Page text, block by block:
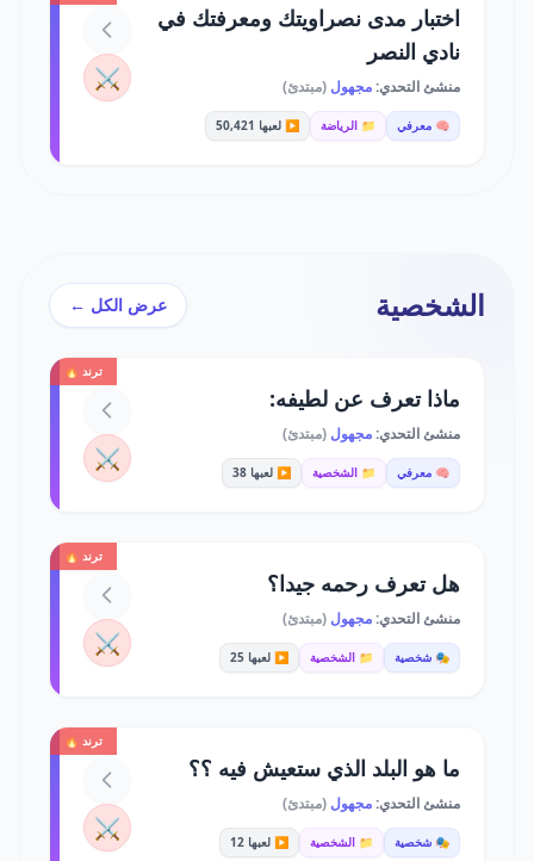
اختبار مدى نصراويتك ومعرفتك في
نادي النصر
منشئ التحدي:مجهول (مبتدئ)
🧠 معرفي 📁 الرياضة ▶️ لعبها 50,421
⚔️
الشخصية عرض الكل ←
ترند 🔥
ماذا تعرف عن لطيفه:
منشئ التحدي:مجهول (مبتدئ)
🧠 معرفي 📁 الشخصية ▶️ لعبها 38 ⚔️
ترند 🔥
هل تعرف رحمه جيدا؟
منشئ التحدي:مجهول (مبتدئ)
🎭 شخصية 📁 الشخصية ▶️ لعبها 25 ⚔️
ترند 🔥
ما هو البلد الذي ستعيش فيه ؟؟
منشئ التحدي:مجهول (مبتدئ)
🎭 شخصية 📁 الشخصية ▶️ لعبها 12 ⚔️